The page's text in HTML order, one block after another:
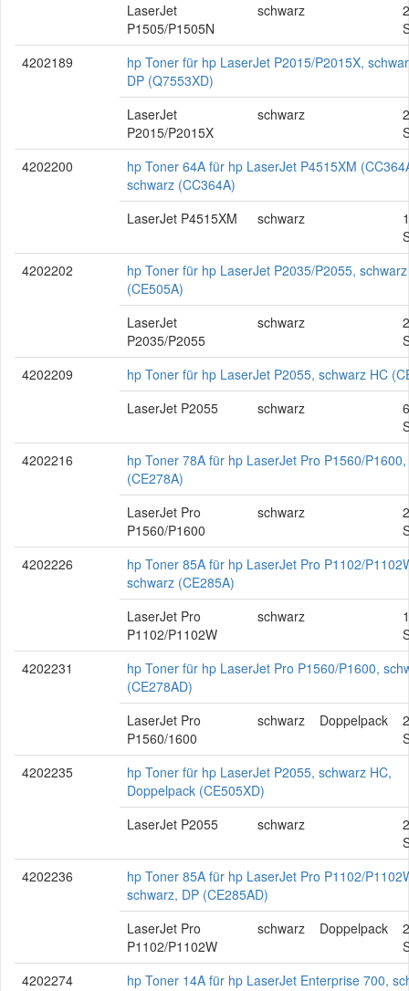
LaserJet
P1505/P1505N
schwarz
4202189
hp Toner für hp LaserJet P2015/P2015X,
DP (Q7553XD)
LaserJet
P2015/P2015X
schwarz
4202200
hp Toner 64A für hp LaserJet P4515XM
schwarz (CC364A)
LaserJet P4515XM
schwarz
4202202
hp Toner für hp LaserJet P2035/P2055, schwarz
(CE505A)
LaserJet
P2035/P2055
schwarz
4202209
hp Toner für hp LaserJet P2055, schwarz HC
LaserJet P2055
schwarz
4202216
hp Toner 78A für hp LaserJet Pro P1560/
(CE278A)
LaserJet Pro
P1560/P1600
schwarz
4202226
hp Toner 85A für hp LaserJet Pro P1102/
schwarz (CE285A)
LaserJet Pro
P1102/P1102W
schwarz
4202231
hp Toner für hp LaserJet Pro P1560/P1600,
(CE278AD)
LaserJet Pro
P1560/1600
schwarz Doppelpack
4202235
hp Toner für hp LaserJet P2055, schwarz HC,
Doppelpack (CE505XD)
LaserJet P2055
schwarz
4202236
hp Toner 85A für hp LaserJet Pro P1102/
schwarz, DP (CE285AD)
LaserJet Pro
P1102/P1102W
schwarz Doppelpack
4202274
hp Toner 14A für hp LaserJet Enterprise 700,